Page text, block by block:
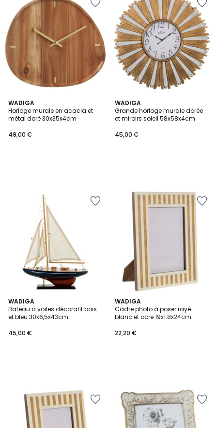
WADIGA
Horloge murale en acacia et
métal doré 30x35x4cm
49,00 €
WADIGA
Grande horloge murale dorée
et miroirs soleil 58x58x4cm
45,00 €
WADIGA
Bateau à voiles décoratif bois
et bleu 30x6,5x43cm
45,00 €
WADIGA
Cadre photo à poser rayé
blanc et ocre 19x1.8x24cm
22,20 €